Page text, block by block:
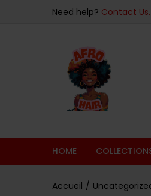
Need help? Contact Us.
HOME
Accueil
4.78
Overview